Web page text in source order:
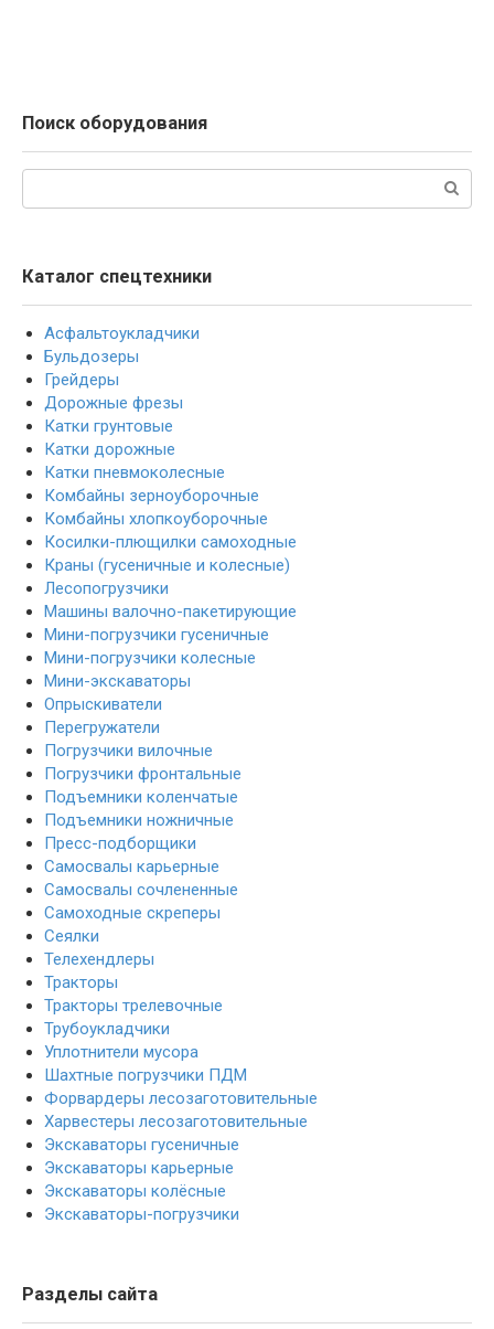
Поиск оборудования
Каталог спецтехники
Асфальтоукладчики
Бульдозеры
Грейдеры
Дорожные фрезы
Катки грунтовые
Катки дорожные
Катки пневмоколесные
Комбайны зерноуборочные
Комбайны хлопкоуборочные
Косилки-плющилки самоходные
Краны (гусеничные и колесные)
Лесопогрузчики
Машины валочно-пакетирующие
Мини-погрузчики гусеничные
Мини-погрузчики колесные
Мини-экскаваторы
Опрыскиватели
Перегружатели
Погрузчики вилочные
Погрузчики фронтальные
Подъемники коленчатые
Подъемники ножничные
Пресс-подборщики
Самосвалы карьерные
Самосвалы сочлененные
Самоходные скреперы
Сеялки
Телехендлеры
Тракторы
Тракторы трелевочные
Трубоукладчики
Уплотнители мусора
Шахтные погрузчики ПДМ
Форвардеры лесозаготовительные
Харвестеры лесозаготовительные
Экскаваторы гусеничные
Экскаваторы карьерные
Экскаваторы колёсные
Экскаваторы-погрузчики
Разделы сайта